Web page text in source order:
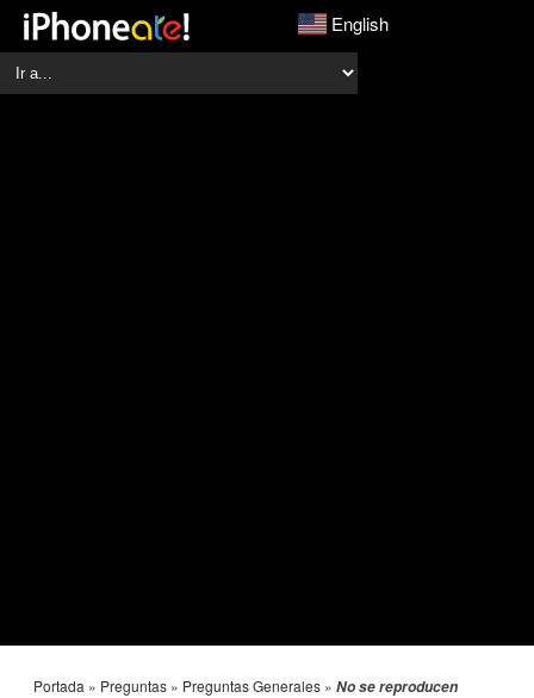
English
Portada » Preguntas » Preguntas Generales » No se reproducen